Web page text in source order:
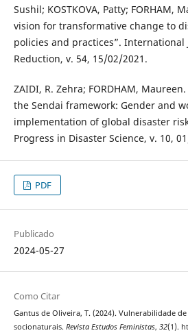
Sushil; KOSTKOVA, Patty; FORHAM,
vision for transformative change to
policies and practices”. International
Reduction, v. 54, 15/02/2021.
ZAIDI, R. Zehra; FORDHAM,
the Sendai framework: Gender and
implementation of global disaster
Progress in Disaster Science, v. 10,
PDF
Publicado
2024-05-27
Como Citar
Gantus de Oliveira, T. (2024). Vulnerabilidade
socionaturais. Revista Estudos Feministas, 32(1).